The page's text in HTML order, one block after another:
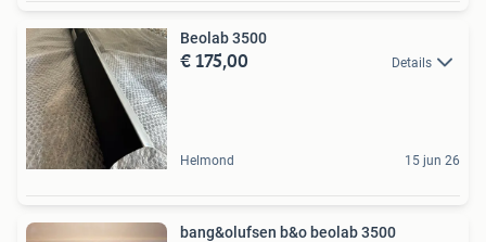
Beolab 3500
€ 175,00 Details
Helmond 15 jun 26
bang&olufsen b&o beolab 3500